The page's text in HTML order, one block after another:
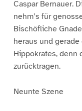
Caspar Bernauer.
nehm’s für
Bischöfliche
heraus und
Hippokrates, denn
zurücktragen.
Neunte Szene